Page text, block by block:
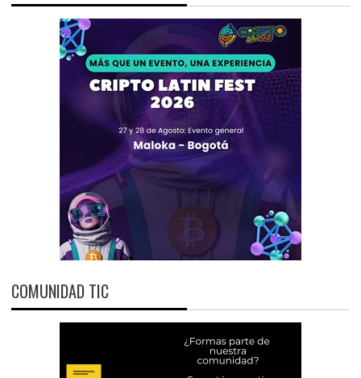
COMUNIDAD TIC